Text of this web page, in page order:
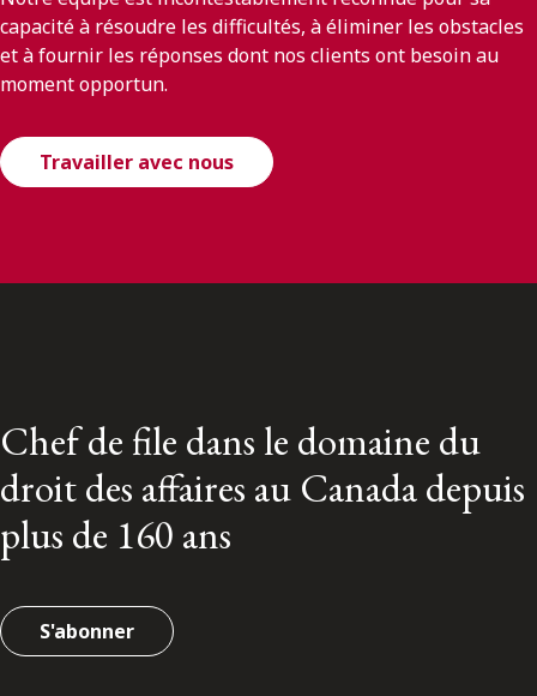
capacité à résoudre les difficultés, à éliminer les obstacles
et à fournir les réponses dont nos clients ont besoin au
moment opportun.
Travailler avec nous
Chef de file dans le domaine du
droit des affaires au Canada depuis
plus de 160 ans
S'abonner